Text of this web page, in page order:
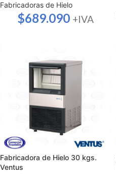
Fabricadoras de Hielo
$689.090 +IVA
Fabricadora de Hielo 30 kgs.
Ventus